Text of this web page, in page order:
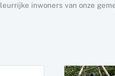
inwoners van onze